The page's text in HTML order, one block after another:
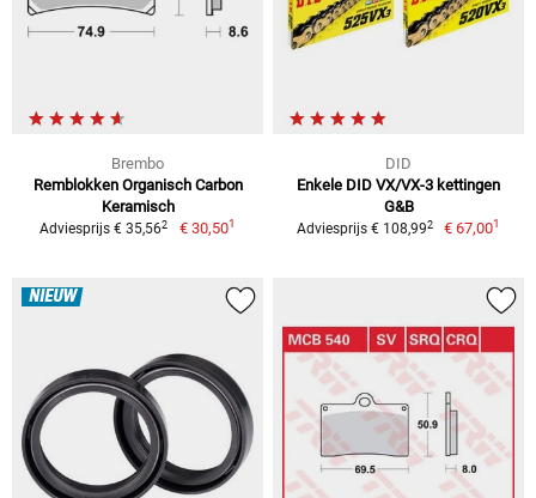
Brembo
Remblokken Organisch Carbon
Keramisch
Adviesprijs € 35,562 € 30,501
DID
Enkele DID VX/VX-3 kettingen
G&B
Adviesprijs € 108,992 € 67,001
NIEUW